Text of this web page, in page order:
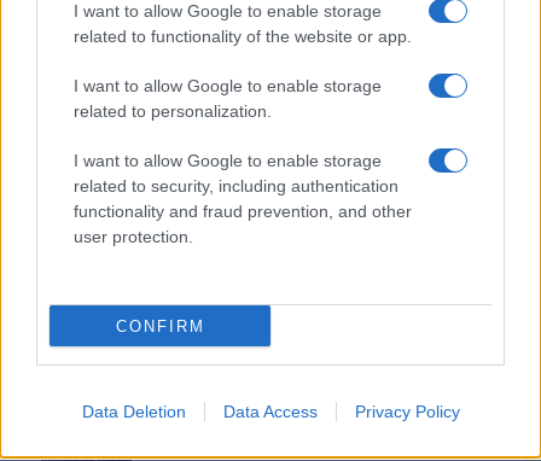
I want to allow Google to enable storage
related to functionality of the website or app.
I want to allow Google to enable storage
related to personalization.
I want to allow Google to enable storage
related to security, including authentication
functionality and fraud prevention, and other
user protection.
CONFIRM
Data Deletion Data Access Privacy Policy
nuove aule nelle scuole di Olbia
Incidente sulla provinciale 125, paura tra Olbia e
Arzachena
Incidente sulla strada provinciale ad Arzachena,
un ferito
Delta Center
Meteo Olbia 9 agosto, temperature in calo